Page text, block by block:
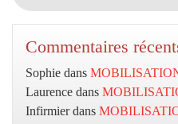
Commentaires
Sophie dans
Laurence dans
Infirmierdans